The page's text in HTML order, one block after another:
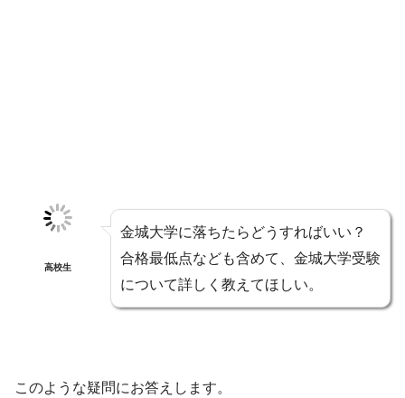
高校生
金城大学に落ちたらどうすればいい？
合格最低点なども含めて、金城大学受験
について詳しく教えてほしい。
このような疑問にお答えします。